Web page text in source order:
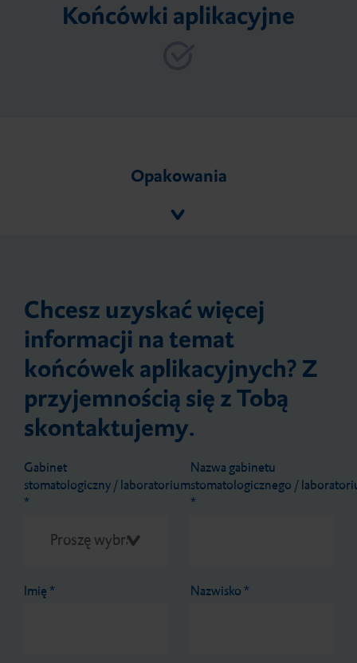
Końcówki aplikacyjne
Opakowania
Chcesz uzyskać więcej
informacji na temat
końcówek aplikacyjnych? Z
przyjemnością się z Tobą
skontaktujemy.
Gabinet
stomatologiczny / laboratorium
*
Nazwa gabinetu
stomatologicznego /
*
Imię* Nazwisko*